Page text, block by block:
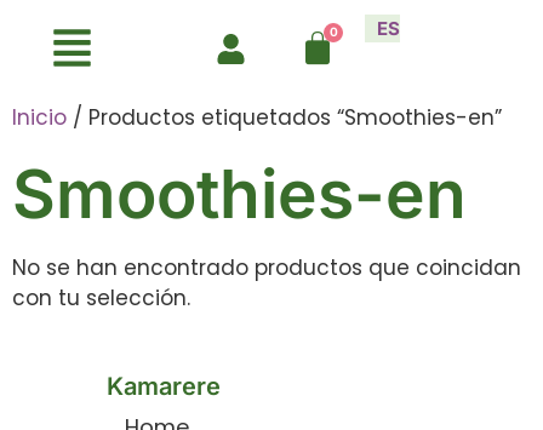
ES
Inicio / Productos etiquetados “Smoothies-en”
Smoothies-en
No se han encontrado productos que coincidan
con tu selección.
Kamarere